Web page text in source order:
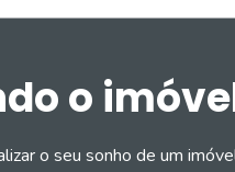
o
o seu sonho de um